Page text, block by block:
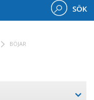
SÖK
BÖJAR